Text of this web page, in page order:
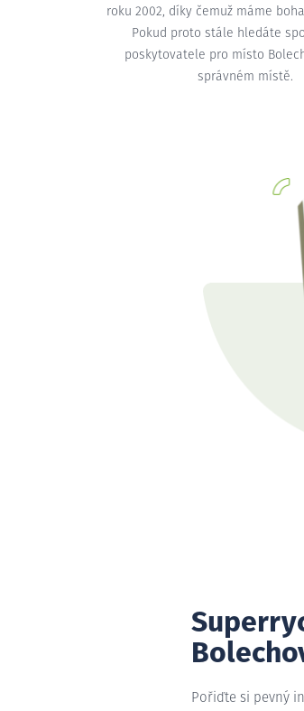
roku 2002, díky čemuž máme
Pokud proto stále hledáte
poskytovatele pro místo
správném místě.
Pořiďte si pevný